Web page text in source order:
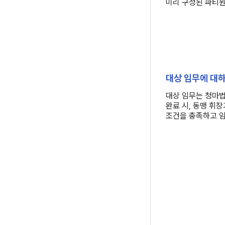
미리 구성된 파티
대상 임무에 대
대상 임무는 청마
완료 시, 동맹 휘
조건을 충족하고